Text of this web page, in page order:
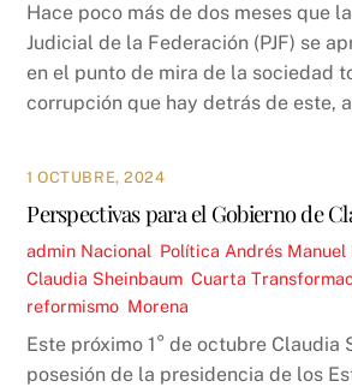
Hace poco más de dos meses que
Judicial de la Federación (PJF) se
en el punto de mira de la sociedad
corrupción que hay detrás de este,
1 OCTUBRE, 2024
Perspectivas para el Gobierno de
admin Nacional Política Andrés
Claudia Sheinbaum ,Cuarta
reformismo Morena
Este próximo 1° de octubre Claudia
posesión de la presidencia de los